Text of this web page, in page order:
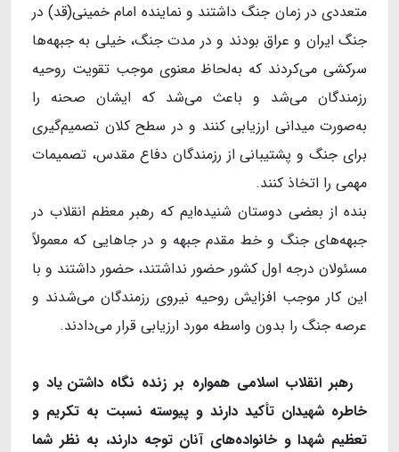
متعددی در زمان جنگ داشتند و نماینده امام خمینی(قد) در
جنگ ایران و عراق بودند و در مدت جنگ، خیلی به جبهه‌ها
سرکشی می‌کردند که به‌لحاظ معنوی موجب تقویت روحیه
رزمندگان می‌شد و باعث می‌شد که ایشان صحنه را
به‌صورت میدانی ارزیابی کنند و در سطح کلان تصمیم‌گیری
برای جنگ و پشتیبانی از رزمندگان دفاع مقدس، تصمیمات
مهمی را اتخاذ کنند.
بنده از بعضی دوستان شنیده‌ایم که رهبر معظم انقلاب در
جبهه‌های جنگ و خط مقدم جبهه و در جاهایی که معمولاً
مسئولان درجه اول کشور حضور نداشتند، حضور داشتند و با
این کار موجب افزایش روحیه نیروی رزمندگان می‌شدند و
عرصه جنگ را بدون واسطه مورد ارزیابی قرار می‌دادند.
رهبر انقلاب اسلامی همواره بر زنده نگاه داشتن یاد و
خاطره شهیدان تأکید دارند و پیوسته نسبت به تکریم و
تعظیم شهدا و خانوادههای آنان توجه دارند، به نظر شما